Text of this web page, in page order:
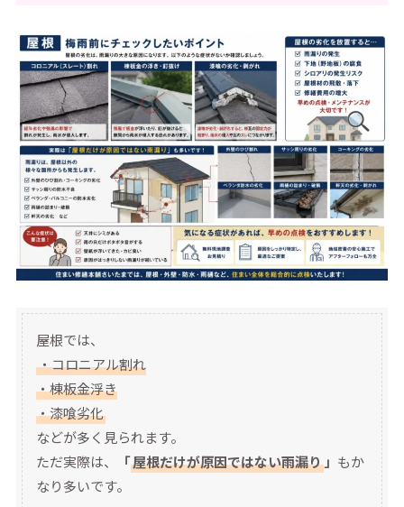
屋根では、
・コロニアル割れ
・棟板金浮き
・漆喰劣化
などが多く見られます。
ただ実際は、
「屋根だけが原因ではない雨漏り 」 もか
なり多いです。